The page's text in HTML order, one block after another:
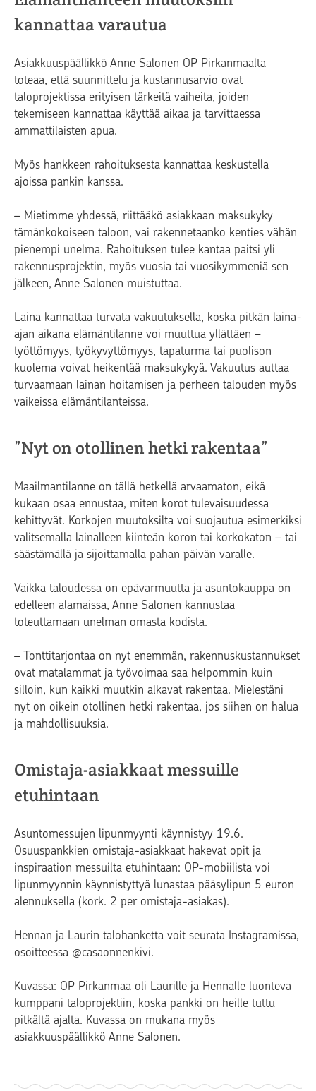
kannattaa varautua
Asiakkuuspäällikkö Anne Salonen OP Pirkanmaalta
toteaa, että suunnittelu ja kustannusarvio ovat
taloprojektissa erityisen tärkeitä vaiheita, joiden
tekemiseen kannattaa käyttää aikaa ja tarvittaessa
ammattilaisten apua.
Myös hankkeen rahoituksesta kannattaa keskustella
ajoissa pankin kanssa.
– Mietimme yhdessä, riittääkö asiakkaan maksukyky
tämänkokoiseen taloon, vai rakennetaanko kenties vähän
pienempi unelma. Rahoituksen tulee kantaa paitsi yli
rakennusprojektin, myös vuosia tai vuosikymmeniä sen
jälkeen, Anne Salonen muistuttaa.
Laina kannattaa turvata vakuutuksella, koska pitkän laina-
ajan aikana elämäntilanne voi muuttua yllättäen –
työttömyys, työkyvyttömyys, tapaturma tai puolison
kuolema voivat heikentää maksukykyä. Vakuutus auttaa
turvaamaan lainan hoitamisen ja perheen talouden myös
vaikeissa elämäntilanteissa.
”Nyt on otollinen hetki rakentaa”
Maailmantilanne on tällä hetkellä arvaamaton, eikä
kukaan osaa ennustaa, miten korot tulevaisuudessa
kehittyvät. Korkojen muutoksilta voi suojautua esimerkiksi
valitsemalla lainalleen kiinteän koron tai korkokaton – tai
säästämällä ja sijoittamalla pahan päivän varalle.
Vaikka taloudessa on epävarmuutta ja asuntokauppa on
edelleen alamaissa, Anne Salonen kannustaa
toteuttamaan unelman omasta kodista.
– Tonttitarjontaa on nyt enemmän, rakennuskustannukset
ovat matalammat ja työvoimaa saa helpommin kuin
silloin, kun kaikki muutkin alkavat rakentaa. Mielestäni
nyt on oikein otollinen hetki rakentaa, jos siihen on halua
ja mahdollisuuksia.
Omistaja-asiakkaat messuille
etuhintaan
Asuntomessujen lipunmyynti käynnistyy 19.6.
Osuuspankkien omistaja-asiakkaat hakevat opit ja
inspiraation messuilta etuhintaan: OP-mobiilista voi
lipunmyynnin käynnistyttyä lunastaa pääsylipun 5 euron
alennuksella (kork. 2 per omistaja-asiakas).
Hennan ja Laurin talohanketta voit seurata Instagramissa,
osoitteessa @casaonnenkivi.
Kuvassa: OP Pirkanmaa oli Laurille ja Hennalle luonteva
kumppani taloprojektiin, koska pankki on heille tuttu
pitkältä ajalta. Kuvassa on mukana myös
asiakkuuspäällikkö Anne Salonen.